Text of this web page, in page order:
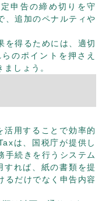
申告の締め切りを守
、追加のペナルティや
を得るためには、適切
のポイントを押さえ
しょう。
用することで効率的
は、国税庁が提供し
手続きを行うシステム
れば、紙の書類を提
るだけでなく申告内容